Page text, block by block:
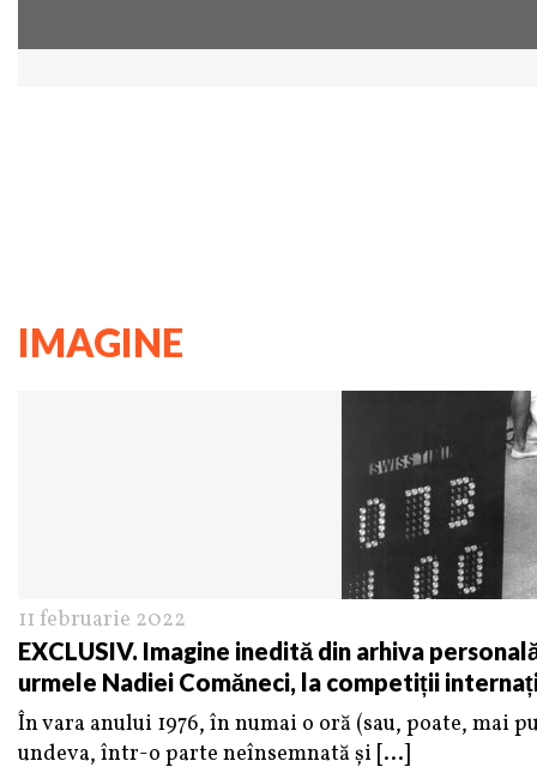
IMAGINE
11 februarie 2022
EXCLUSIV. Imagine inedită din arhiva
urmele Nadiei Comăneci, la competiții
În vara anului 1976, în numai o oră (sau, poate, mai
undeva, într-o parte neînsemnată şi [...]